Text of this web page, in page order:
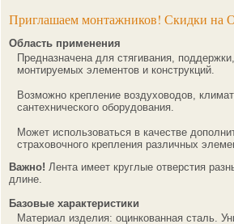
Приглашаем монтажников! Скидки на
Область применения
Предназначена для стягивания,
монтируемых элементов и конструкций.
Возможно крепление воздуховодов,
сантехнического оборудования.
Может использоваться в качестве
страховочного крепления различных
Важно! Лента имеет круглые отверстия
длине.
Базовые характеристики
Материал изделия: оцинкованная сталь.